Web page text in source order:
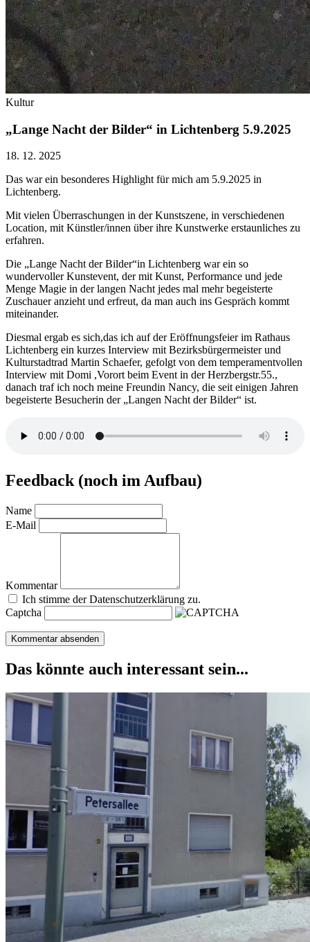
Kultur
„Lange Nacht der Bilder“ in Lichtenberg 5.9.2025
18. 12. 2025
Das war ein besonderes Highlight für mich am 5.9.2025 in
Lichtenberg.
Mit vielen Überraschungen in der Kunstszene, in verschiedenen
Location, mit Künstler/innen über ihre Kunstwerke erstaunliches zu
erfahren.
Die „Lange Nacht der Bilder“in Lichtenberg war ein so
wundervoller Kunstevent, der mit Kunst, Performance und jede
Menge Magie in der langen Nacht jedes mal mehr begeisterte
Zuschauer anzieht und erfreut, da man auch ins Gespräch kommt
miteinander.
Diesmal ergab es sich,das ich auf der Eröffnungsfeier im Rathaus
Lichtenberg ein kurzes Interview mit Bezirksbürgermeister und
Kulturstadtrad Martin Schaefer, gefolgt von dem temperamentvollen
Interview mit Domi ,Vorort beim Event in der Herzbergstr.55.,
danach traf ich noch meine Freundin Nancy, die seit einigen Jahren
begeisterte Besucherin der „Langen Nacht der Bilder“ ist.
Feedback (noch im Aufbau)
Name
E-Mail
Kommentar
Ich stimme der Datenschutzerklärung zu.
Captcha
Das könnte auch interessant sein...